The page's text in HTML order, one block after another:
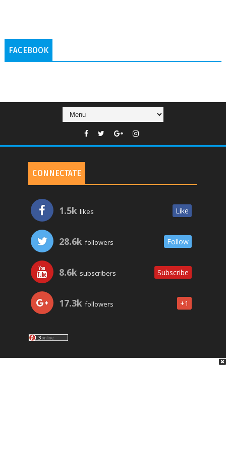
FACEBOOK
CONNECTATE
1.5k likes Like
28.6k followers Follow
8.6k subscribers Subscribe
17.3k followers +1